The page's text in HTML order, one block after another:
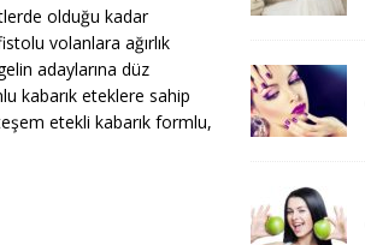
olduğu kadar
volanlara ağırlık
adaylarına düz
kabarık eteklere sahip
etekli kabarık formlu,